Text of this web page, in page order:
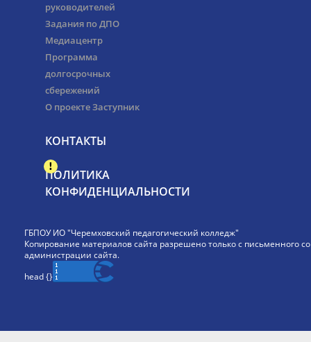
руководителей
Задания по ДПО
Медиацентр
Программа
долгосрочных
сбережений
О проекте Заступник
КОНТАКТЫ
ПОЛИТИКА
КОНФИДЕНЦИАЛЬНОСТИ
ГБПОУ ИО "Черемховский педагогический колледж"
Копирование материалов сайта разрешено только с письменного
администрации сайта.
head {}